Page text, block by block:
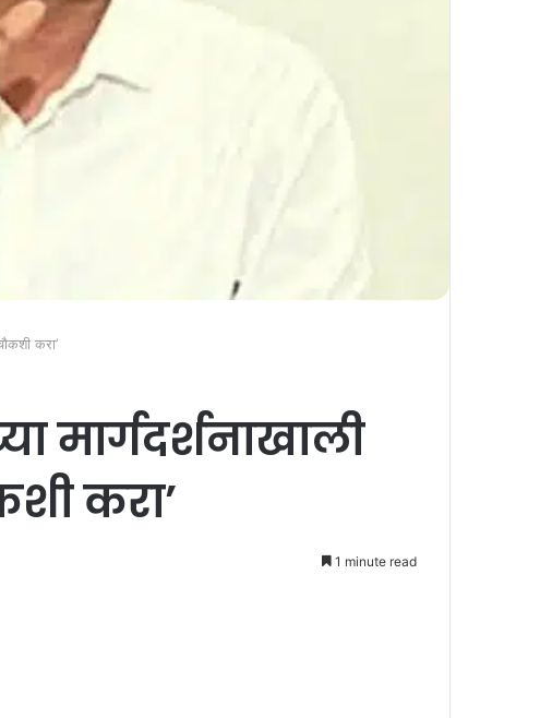
करा’
मार्गदर्शनाखाली
करा’
1 minute read